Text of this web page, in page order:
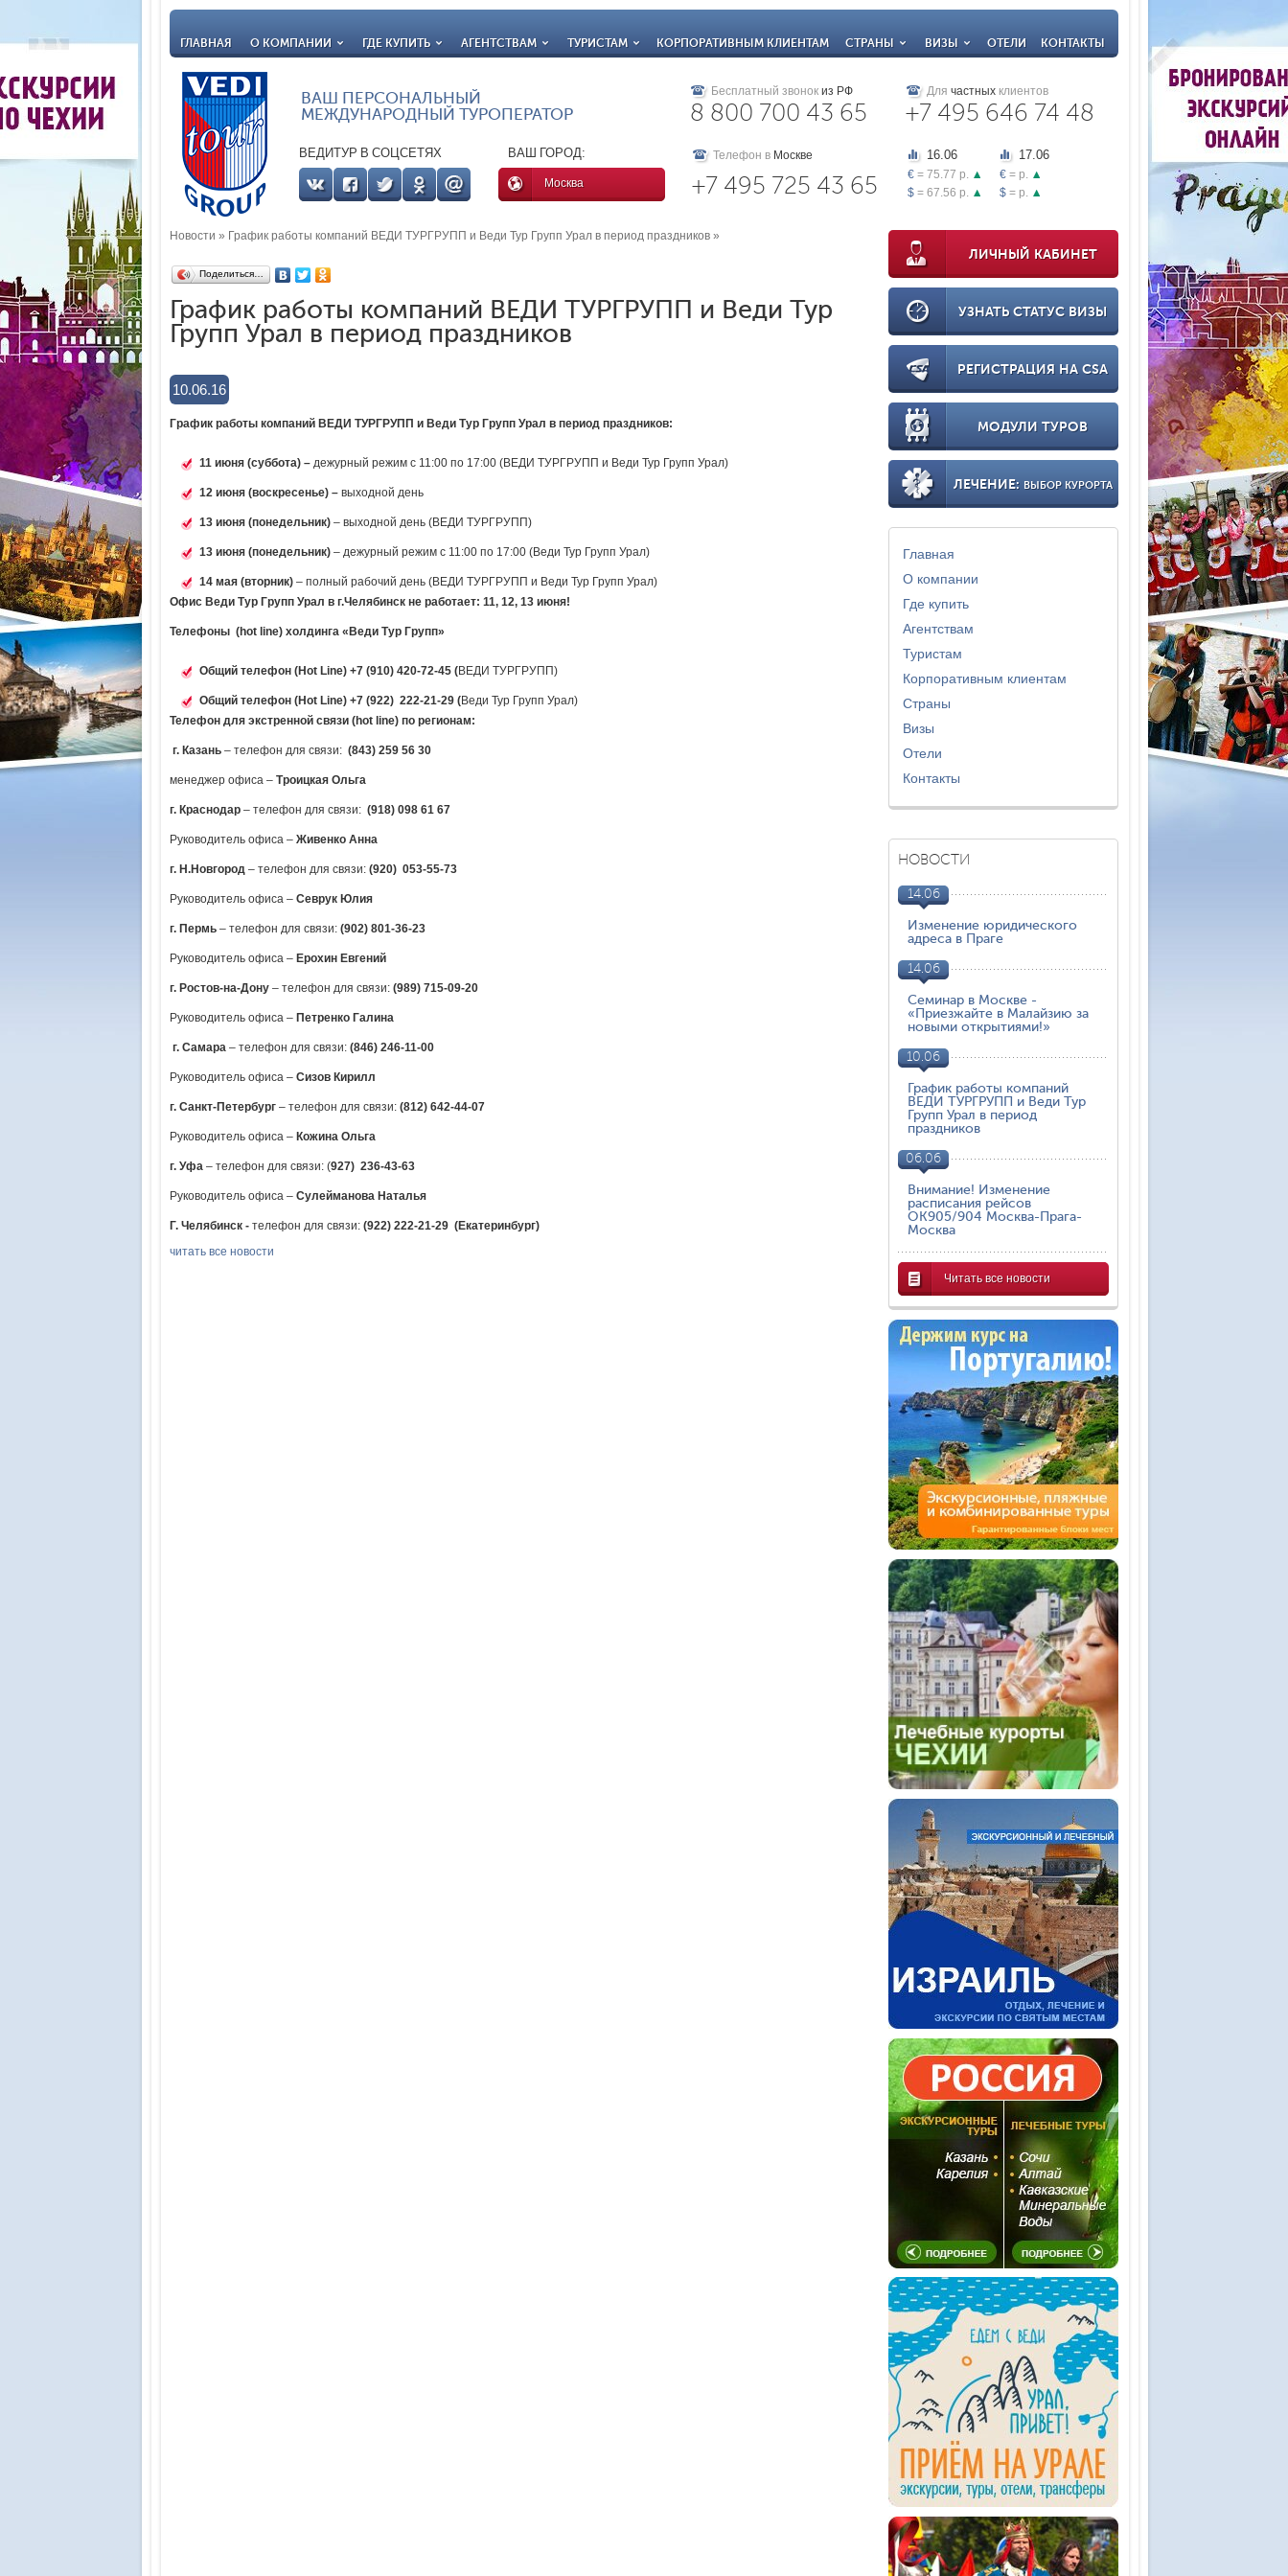
ГЛАВНАЯ О КОМПАНИИ ГДЕ КУПИТЬ АГЕНТСТВАМ ТУРИСТАМ КОРПОРАТИВНЫМ КЛИЕНТАМ СТРАНЫ ВИЗЫ ОТЕЛИ КОНТАКТЫ
ВАШ ПЕРСОНАЛЬНЫЙ
МЕЖДУНАРОДНЫЙ ТУРОПЕРАТОР
Бесплатный звонок из РФ
8 800 700 43 65
Для частных клиентов
+7 495 646 74 48
ВЕДИТУР В СОЦСЕТЯХ ВАШ ГОРОД:
Москва
Телефон в Москве
+7 495 725 43 65
16.06
€ = 75.77 р.
$ = 67.56 р.
17.06
€ = р.
$ = р.
Новости » График работы компаний ВЕДИ ТУРГРУПП и Веди Тур Групп Урал в период праздников »
Поделиться…
График работы компаний ВЕДИ ТУРГРУПП и Веди Тур
Групп Урал в период праздников
10.06.16
График работы компаний ВЕДИ ТУРГРУПП и Веди Тур Групп Урал в период праздников:
11 июня (суббота) – дежурный режим с 11:00 по 17:00 (ВЕДИ ТУРГРУПП и Веди Тур Групп Урал)
12 июня (воскресенье) – выходной день
13 июня (понедельник) – выходной день (ВЕДИ ТУРГРУПП)
13 июня (понедельник) – дежурный режим с 11:00 по 17:00 (Веди Тур Групп Урал)
14 мая (вторник) – полный рабочий день (ВЕДИ ТУРГРУПП и Веди Тур Групп Урал)
Офис Веди Тур Групп Урал в г.Челябинск не работает: 11, 12, 13 июня!
Телефоны (hot line) холдинга «Веди Тур Групп»
Общий телефон (Hot Line) +7 (910) 420-72-45 (ВЕДИ ТУРГРУПП)
Общий телефон (Hot Line) +7 (922) 222-21-29 (Веди Тур Групп Урал)
Телефон для экстренной связи (hot line) по регионам:
г. Казань – телефон для связи: (843) 259 56 30
менеджер офиса – Троицкая Ольга
г. Краснодар – телефон для связи: (918) 098 61 67
Руководитель офиса – Живенко Анна
г. Н.Новгород – телефон для связи: (920) 053-55-73
Руководитель офиса – Севрук Юлия
г. Пермь – телефон для связи: (902) 801-36-23
Руководитель офиса – Ерохин Евгений
г. Ростов-на-Дону – телефон для связи: (989) 715-09-20
Руководитель офиса – Петренко Галина
г. Самара – телефон для связи: (846) 246-11-00
Руководитель офиса – Сизов Кирилл
г. Санкт-Петербург – телефон для связи: (812) 642-44-07
Руководитель офиса – Кожина Ольга
г. Уфа – телефон для связи: (927) 236-43-63
Руководитель офиса – Сулейманова Наталья
Г. Челябинск - телефон для связи: (922) 222-21-29 (Екатеринбург)
читать все новости
ЛИЧНЫЙ КАБИНЕТ
УЗНАТЬ СТАТУС ВИЗЫ
РЕГИСТРАЦИЯ НА CSA
МОДУЛИ ТУРОВ
ЛЕЧЕНИЕ: ВЫБОР КУРОРТА
Главная
О компании
Где купить
Агентствам
Туристам
Корпоративным клиентам
Страны
Визы
Отели
Контакты
НОВОСТИ
14.06
Изменение юридического
адреса в Праге
14.06
Семинар в Москве -
«Приезжайте в Малайзию за
новыми открытиями!»
10.06
График работы компаний
ВЕДИ ТУРГРУПП и Веди Тур
Групп Урал в период
праздников
06.06
Внимание! Изменение
расписания рейсов
ОК905/904 Москва-Прага-
Москва
Читать все новости